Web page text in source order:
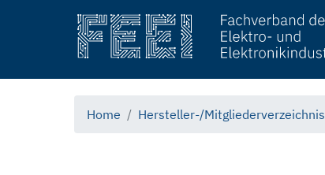
Home Hersteller-/Mitgliederverzeichnis